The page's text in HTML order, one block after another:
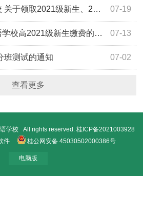
07-19
级新生、2021届高考录取通知书的通知
07-13
高2021级新生缴费的通知
07-02
班测试的通知
查看更多
学校 All rights reserved. 桂ICP备2021003928
件 桂公网安备 45030502000386号
电脑版